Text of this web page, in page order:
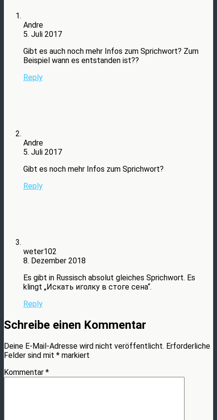
Andre
5. Juli 2017
Gibt es auch noch mehr Infos zum Sprichwort? Zum
Beispiel wann es entstanden ist??
Reply
Andre
5. Juli 2017
Gibt es noch mehr Infos zum Sprichwort?
Reply
weter102
8. Dezember 2018
Es gibt in Russisch absolut gleiches Sprichwort. Es
klingt „Искать иголку в стоге сена“.
Reply
Schreibe einen Kommentar
Deine E-Mail-Adresse wird nicht veröffentlicht. Erforderliche
Felder sind mit * markiert
Kommentar *